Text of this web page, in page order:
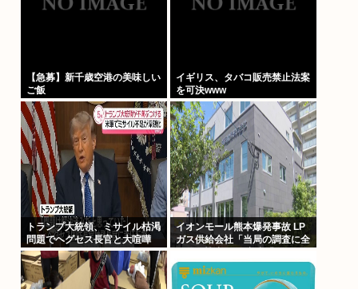
【急募】新千歳空港の美味しい
ご飯
イギリス、タバコ販売禁止法案
を可決www
トランプ大統領、ミサイル枯渇
問題でヘグセス長官と大喧嘩
イオンモール熊本爆発事故 LP
ガス供給会社「当局の調査に全
爆発の可能性が高いとする見解
で一致」と発表